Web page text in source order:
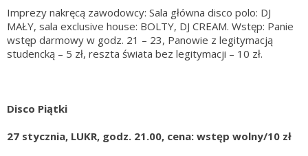
Imprezy nakręcą zawodowcy: Sala główna disco polo: DJ
MAŁY, sala exclusive house: BOLTY, DJ CREAM. Wstęp: Panie
wstęp darmowy w godz. 21 – 23, Panowie z legitymacją
studencką – 5 zł, reszta świata bez legitymacji – 10 zł.
Disco Piątki
27 stycznia, LUKR, godz. 21.00, cena: wstęp wolny/10 zł